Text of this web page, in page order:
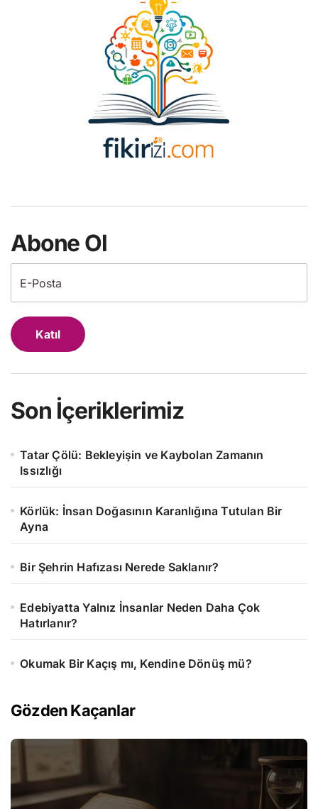
Abone Ol
Katıl
Son İçeriklerimiz
Tatar Çölü: Bekleyişin ve Kaybolan Zamanın
Issızlığı
Körlük: İnsan Doğasının Karanlığına Tutulan Bir
Ayna
Bir Şehrin Hafızası Nerede Saklanır?
Edebiyatta Yalnız İnsanlar Neden Daha Çok
Hatırlanır?
Okumak Bir Kaçış mı, Kendine Dönüş mü?
Gözden Kaçanlar